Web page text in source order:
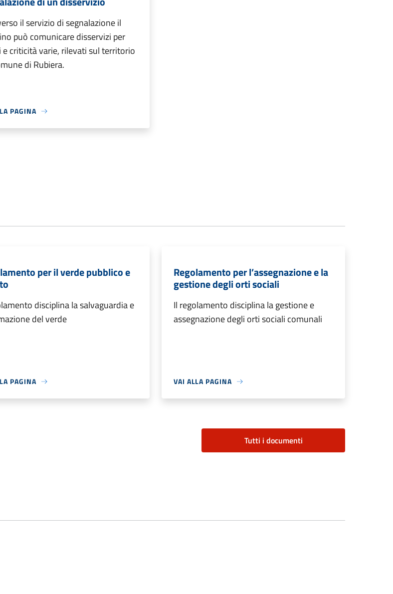
il servizio di segnalazione il
può comunicare disservizi per
e criticità varie, rilevati sul territorio
di Rubiera.
PAGINA
per il verde pubblico e
disciplina la salvaguardia e
del verde
PAGINA
Regolamento per l’assegnazione e la
gestione degli orti sociali
Il regolamento disciplina la gestione e
assegnazione degli orti sociali comunali
VAI ALLA PAGINA
Tutti i documenti